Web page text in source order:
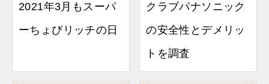
2021年3月もスーパ
ーちょびリッチの日
クラブパナソニック
の安全性とデメリッ
トを調査